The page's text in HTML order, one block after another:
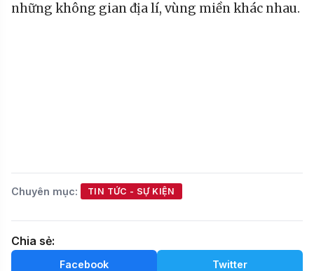
những không gian địa lí, vùng miền khác nhau.
Chuyên mục: TIN TỨC - SỰ KIỆN
Chia sẻ:
Facebook Twitter